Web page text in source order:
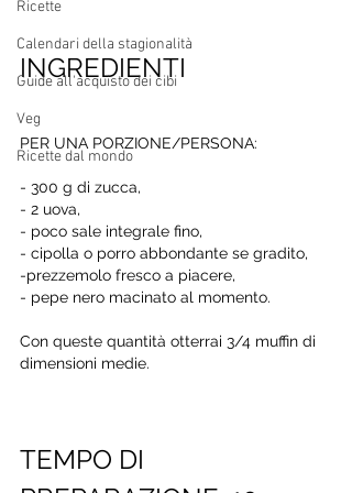
Ricette
Calendari della stagionalità
Guide all'acquisto dei cibi
Veg
Ricette dal mondo
INGREDIENTI
PER UNA PORZIONE/PERSONA:
- 300 g di zucca,
- 2 uova,
- poco sale integrale fino,
- cipolla o porro abbondante se gradito,
-prezzemolo fresco a piacere,
- pepe nero macinato al momento.
Con queste quantità otterrai 3/4 muffin di
dimensioni medie.
TEMPO DI